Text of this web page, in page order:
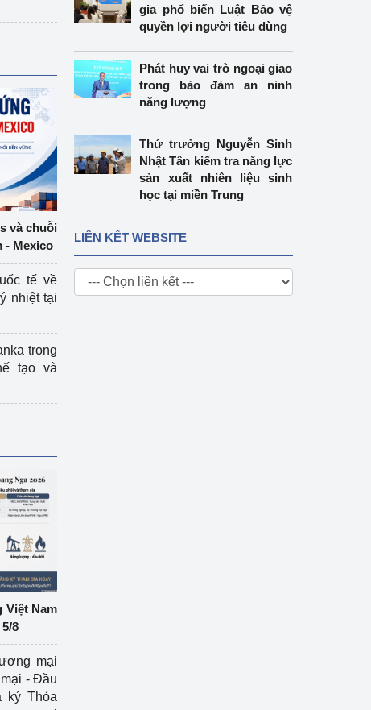
và chuỗi
- Mexico
tế về
nhiệt tại
trong
tạo và
Việt Nam
8
mại
- Đầu
ký Thỏa
gia phổ biến Luật Bảo vệ
quyền lợi người tiêu dùng
Phát huy vai trò ngoại giao
trong bảo đảm an ninh
năng lượng
Thứ trưởng Nguyễn Sinh
Nhật Tân kiểm tra năng lực
sản xuất nhiên liệu sinh
học tại miền Trung
LIÊN KẾT WEBSITE